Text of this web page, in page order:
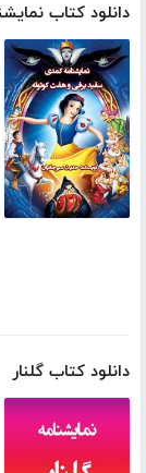
دانلود کتاب
دانلود کتاب گلنار